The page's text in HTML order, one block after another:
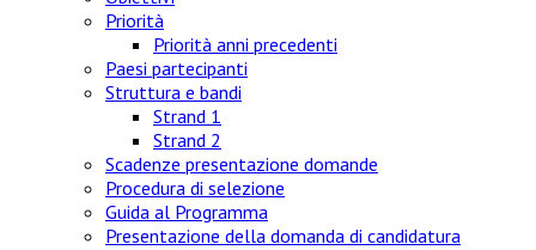
Priorità
Priorità anni precedenti
Paesi partecipanti
Struttura e bandi
Strand 1
Strand 2
Scadenze presentazione domande
Procedura di selezione
Guida al Programma
Presentazione della domanda di candidatura